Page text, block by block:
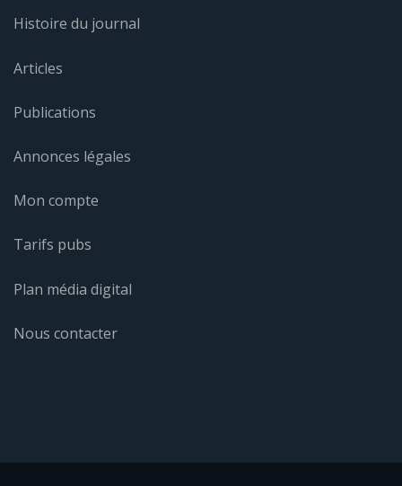
Histoire du journal
Articles
Publications
Annonces légales
Mon compte
Tarifs pubs
Plan média digital
Nous contacter